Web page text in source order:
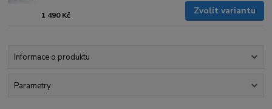
1 490 Kč Zvolit variantu
Informace o produktu
Parametry